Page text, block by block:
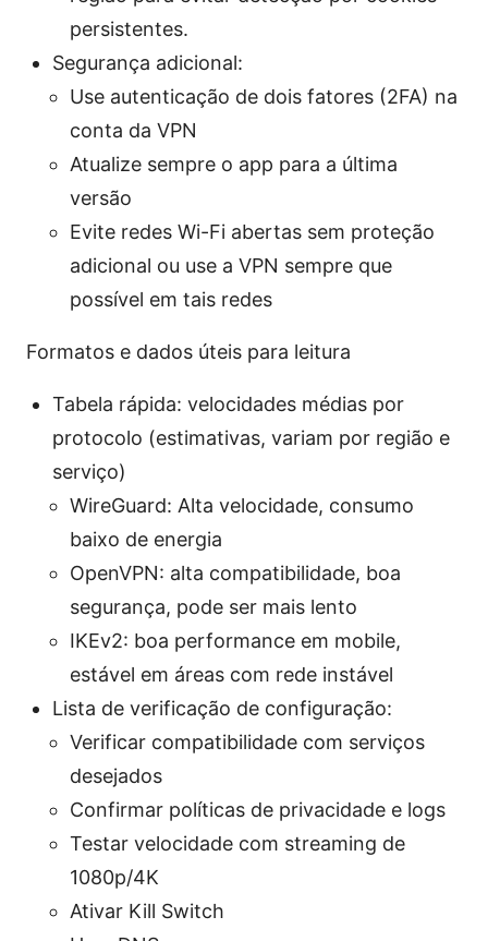
persistentes.
Segurança adicional:
Use autenticação de dois fatores (2FA) na
conta da VPN
Atualize sempre o app para a última
versão
Evite redes Wi-Fi abertas sem proteção
adicional ou use a VPN sempre que
possível em tais redes
Formatos e dados úteis para leitura
Tabela rápida: velocidades médias por
protocolo (estimativas, variam por região e
serviço)
WireGuard: Alta velocidade, consumo
baixo de energia
OpenVPN: alta compatibilidade, boa
segurança, pode ser mais lento
IKEv2: boa performance em mobile,
estável em áreas com rede instável
Lista de verificação de configuração:
Verificar compatibilidade com serviços
desejados
Confirmar políticas de privacidade e logs
Testar velocidade com streaming de
1080p/4K
Ativar Kill Switch